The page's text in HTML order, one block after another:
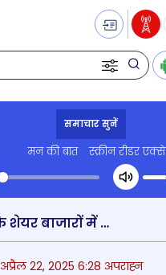
समाचार सुनें
मन की बात स्क्रीन रीडर
Transcript summary
देश के शेयर बाजारों में लगातार छठे कारोबारी दिन भी तेजी का रूख
अप्रैल 22, 2025 6:28 अपराह्न